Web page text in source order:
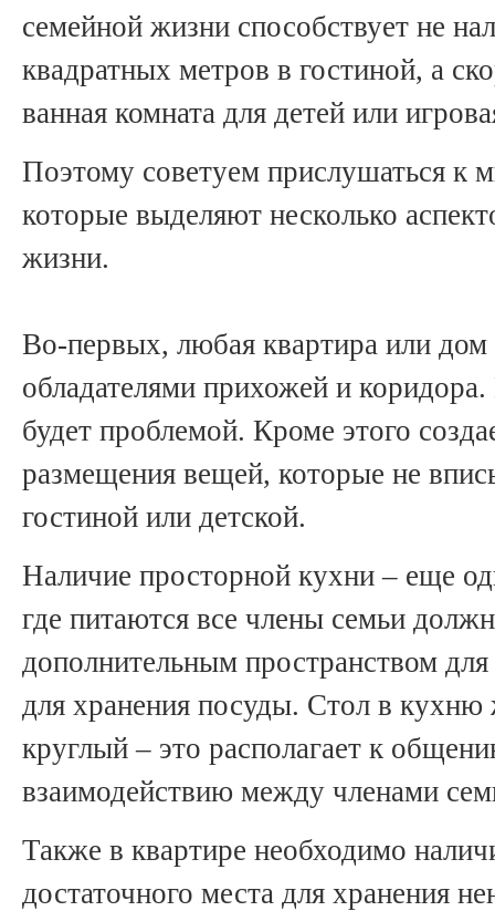
семейной жизни способствует не
квадратных метров в гостиной, а
ванная комната для детей или
Поэтому советуем прислушаться к
которые выделяют несколько
жизни.
Во-первых, любая квартира или
обладателями прихожей и коридора.
будет проблемой. Кроме этого
размещения вещей, которые не
гостиной или детской.
Наличие просторной кухни – еще
где питаются все члены семьи
дополнительным пространством
для хранения посуды. Стол в кухню
круглый – это располагает к
взаимодействию между членами
Также в квартире необходимо
достаточного места для хранения